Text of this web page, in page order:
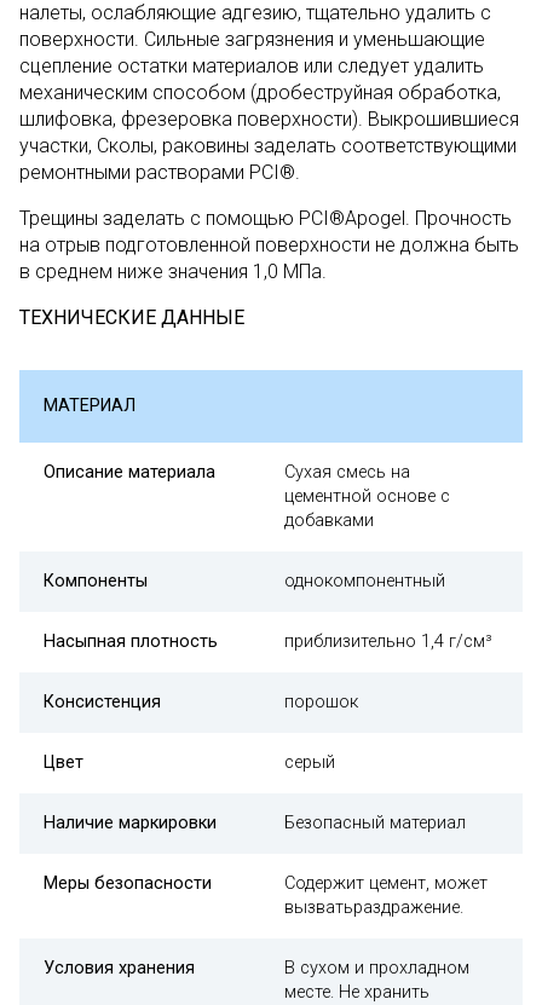
налеты, ослабляющие адгезию, тщательно удалить с
поверхности. Сильные загрязнения и уменьшающие
сцепление остатки материалов или следует удалить
механическим способом (дробеструйная обработка,
шлифовка, фрезеровка поверхности). Выкрошившиеся
участки, Сколы, раковины заделать соответствующими
ремонтными растворами PCI®.
Трещины заделать с помощью PCI®Apogel. Прочность
на отрыв подготовленной поверхности не должна быть
в среднем ниже значения 1,0 МПа.
ТЕХНИЧЕСКИЕ ДАННЫЕ
МАТЕРИАЛ
Описание материала
Сухая смесь на
цементной основе с
добавками
Компоненты однокомпонентный
Насыпная плотность приблизительно 1,4 г/см³
Консистенция порошок
Цвет серый
Наличие маркировки Безопасный материал
Меры безопасности
Содержит цемент, может
вызватьраздражение.
Условия хранения
В сухом и прохладном
месте. Не хранить